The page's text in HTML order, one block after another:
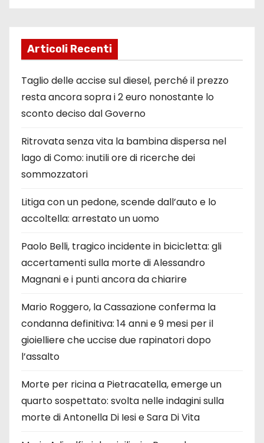
Articoli Recenti
Taglio delle accise sul diesel, perché il prezzo
resta ancora sopra i 2 euro nonostante lo
sconto deciso dal Governo
Ritrovata senza vita la bambina dispersa nel
lago di Como: inutili ore di ricerche dei
sommozzatori
Litiga con un pedone, scende dall’auto e lo
accoltella: arrestato un uomo
Paolo Belli, tragico incidente in bicicletta: gli
accertamenti sulla morte di Alessandro
Magnani e i punti ancora da chiarire
Mario Roggero, la Cassazione conferma la
condanna definitiva: 14 anni e 9 mesi per il
gioielliere che uccise due rapinatori dopo
l’assalto
Morte per ricina a Pietracatella, emerge un
quarto sospettato: svolta nelle indagini sulla
morte di Antonella Di Iesi e Sara Di Vita